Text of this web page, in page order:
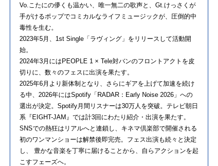
Vo.こたにの儚くも温かい、唯一無二の歌声と、Gt.けっさくが
手がけるポップでコミカルなライフミュージックが、圧倒的中
毒性を生む。
2023年5月、1st Single「ラヴィング」をリリースして活動開
始。
2024年3月にはPEOPLE 1 × Tele対バンのフロントアクトを皮
切りに、数々のフェスに出演を果たす。
2025年6月より新体制となり、さらにギアを上げて加速を続け
る中、2026年にはSpotify「RADAR：Early Noise 2026」への
選出が決定。Spotify月間リスナーは30万人を突破。テレビ朝日
系『EIGHT-JAM』では計3回にわたり紹介・出演を果たす。
SNSでの熱狂はリアルへと連鎖し、キネマ倶楽部で開催される
初のワンマンショーは解禁後即完売。フェス出演も続々と決定
し、 豊かな音楽を丁寧に届けることから、自らアクションを起
こすフェーズへ。